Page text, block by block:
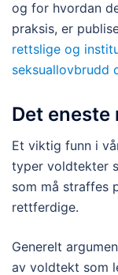
og for hvordan
praksis, er
rettslige og
seksuallovbrudd
Det
Et viktig funn i
typer voldtekter
som må straffes
rettferdige.
Generelt
av voldtekt som